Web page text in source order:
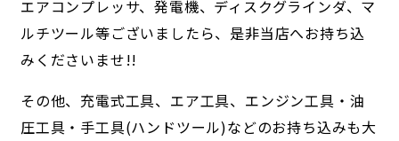
エアコンプレッサ、発電機、ディスクグラインダ、マ
ルチツール等ございましたら、是非当店へお持ち込
みくださいませ!!
その他、充電式工具、エア工具、エンジン工具・油
圧工具・手工具(ハンドツール)などのお持ち込みも大